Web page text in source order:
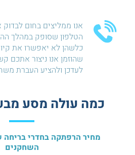
אנו ממליצים בחום
הטלפון שסופק במהלך
כלשהן לא יאפשרו את
שהוזמן אנו ניצור אתכם
לעדכן ולהציע העברת
כמה עולה מסע
מחיר הרפתקה בחדרי בריחה
השחקנים